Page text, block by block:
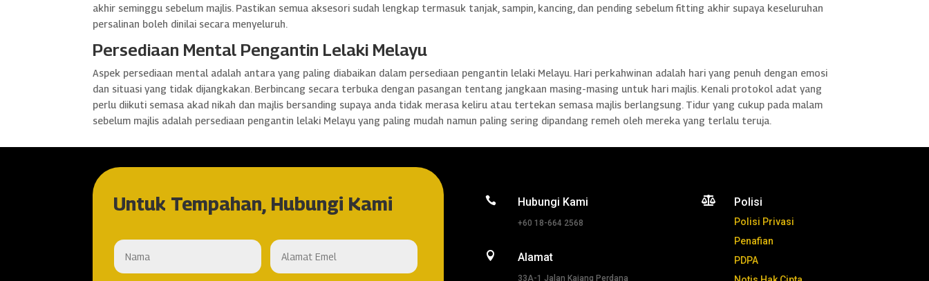
akhir seminggu sebelum majlis. Pastikan semua aksesori sudah lengkap termasuk tanjak, sampin, kancing, dan pending sebelum fitting akhir supaya keseluruhan
persalinan boleh dinilai secara menyeluruh.
Persediaan Mental Pengantin Lelaki Melayu
Aspek persediaan mental adalah antara yang paling diabaikan dalam persediaan pengantin lelaki Melayu. Hari perkahwinan adalah hari yang penuh dengan emosi
dan situasi yang tidak dijangkakan. Berbincang secara terbuka dengan pasangan tentang jangkaan masing-masing untuk hari majlis. Kenali protokol adat yang
perlu diikuti semasa akad nikah dan majlis bersanding supaya anda tidak merasa keliru atau tertekan semasa majlis berlangsung. Tidur yang cukup pada malam
sebelum majlis adalah persediaan pengantin lelaki Melayu yang paling mudah namun paling sering dipandang remeh oleh mereka yang terlalu teruja.
Untuk Tempahan, Hubungi Kami  Hubungi Kami
+60 18-664 2568
 Alamat
33A-1 Jalan Kajang Perdana
 Polisi
Polisi Privasi
Penafian
PDPA